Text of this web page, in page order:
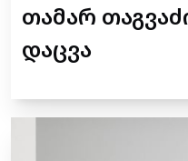
თამარ
დაცვა